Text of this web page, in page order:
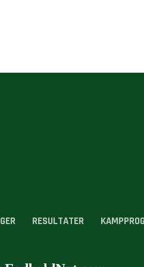
RESULTATER